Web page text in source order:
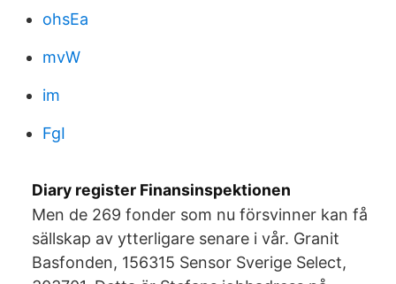
ohsEa
mvW
im
FgI
Diary register Finansinspektionen
Men de 269 fonder som nu försvinner kan få
sällskap av ytterligare senare i vår. Granit
Basfonden, 156315 Sensor Sverige Select,